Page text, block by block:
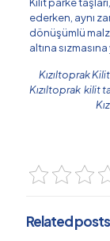
ederken, aynı
dönüşümlü
altına
Kızıltoprak
Kızıltoprak kilit
Related posts